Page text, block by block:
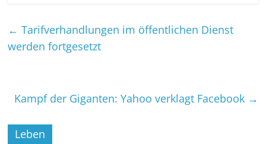
← Tarifverhandlungen im öffentlichen Dienst
werden fortgesetzt
Kampf der Giganten: Yahoo verklagt Facebook →
Leben